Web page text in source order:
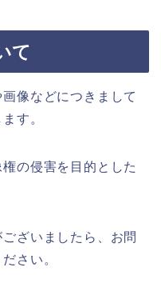
て
像などにつきまして
す。
の侵害を目的とした
ざいましたら、お問
さい。